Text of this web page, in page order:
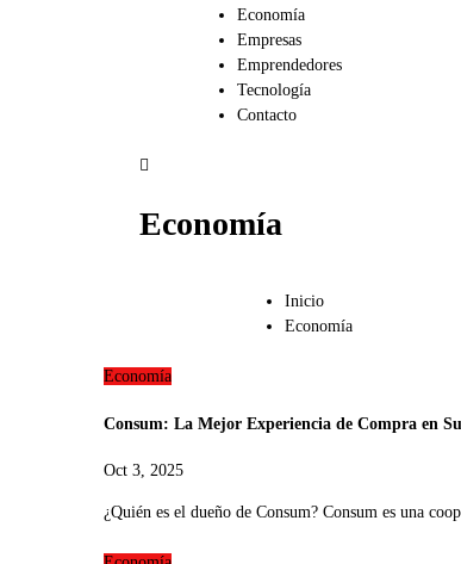
Economía
Empresas
Emprendedores
Tecnología
Contacto
Economía
Inicio
Economía
Economía
Consum: La Mejor Experiencia de Compra en
Oct 3, 2025
¿Quién es el dueño de Consum? Consum es una